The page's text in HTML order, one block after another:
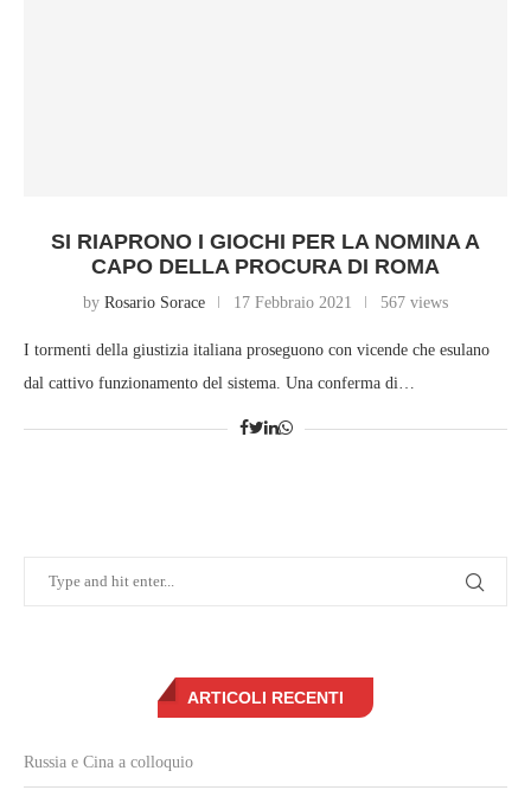
SI RIAPRONO I GIOCHI PER LA NOMINA A
CAPO DELLA PROCURA DI ROMA
by Rosario Sorace 17 Febbraio 2021 567 views
I tormenti della giustizia italiana proseguono con vicende che esulano
dal cattivo funzionamento del sistema. Una conferma di…
ARTICOLI RECENTI
Russia e Cina a colloquio